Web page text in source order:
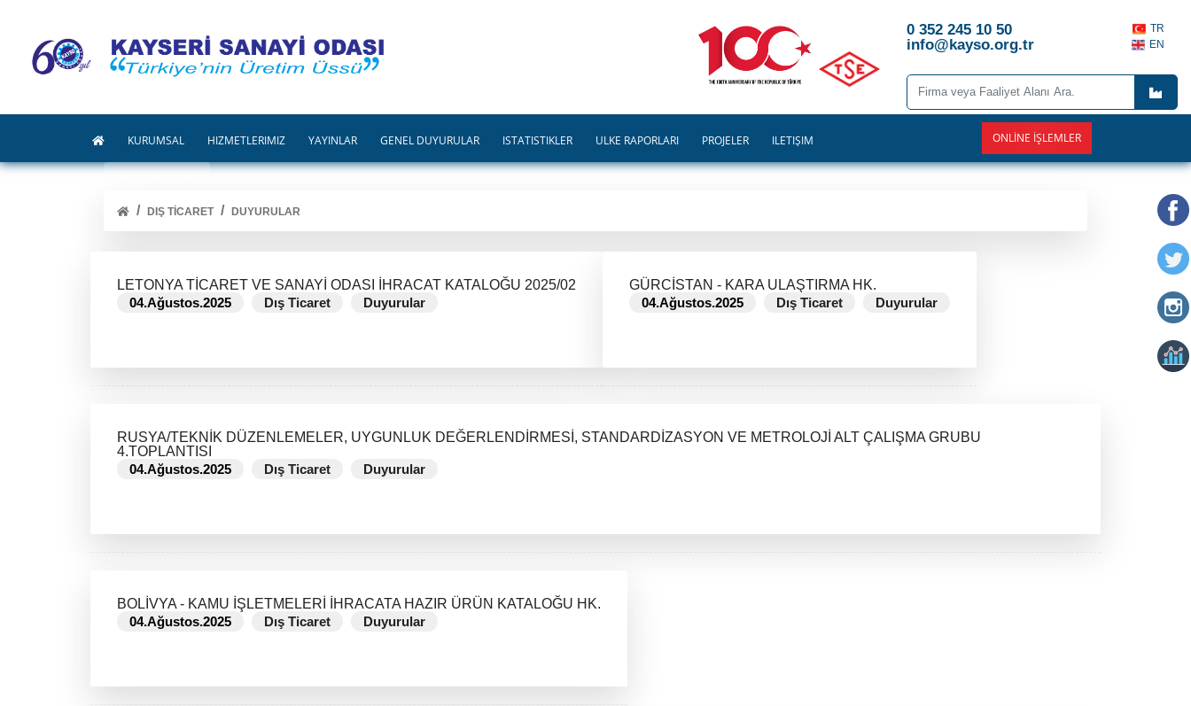
0 352 245 10 50
info@kayso.org.tr
TR
EN
KURUMSAL HİZMETLERİMİZ YAYINLAR GENEL DUYURULAR İSTATİSTİKLER ÜLKE RAPORLARI PROJELER İLETİŞİM ONLINE İŞLEMLER
DIŞ TICARET DUYURULAR
LETONYA TİCARET VE SANAYİ ODASI İHRACAT KATALOĞU 2025/02
04.Ağustos.2025
Dış Ticaret Duyurular
GÜRCİSTAN - KARA ULAŞTIRMA HK.
04.Ağustos.2025
Dış Ticaret Duyurular
RUSYA/TEKNİK DÜZENLEMELER, UYGUNLUK DEĞERLENDİRMESİ, STANDARDİZASYON VE METROLOJİ ALT ÇALIŞMA GRUBU
4.TOPLANTISI
04.Ağustos.2025
Dış Ticaret Duyurular
BOLİVYA - KAMU İŞLETMELERİ İHRACATA HAZIR ÜRÜN KATALOĞU HK.
04.Ağustos.2025
Dış Ticaret Duyurular